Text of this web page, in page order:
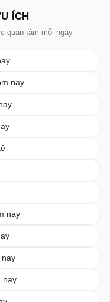
ÍCH
quan tâm mỗi ngày
nay
nay
nay
nay